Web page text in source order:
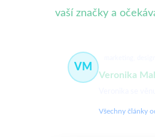
vaší značky a
VM
Veronika
Všechny články